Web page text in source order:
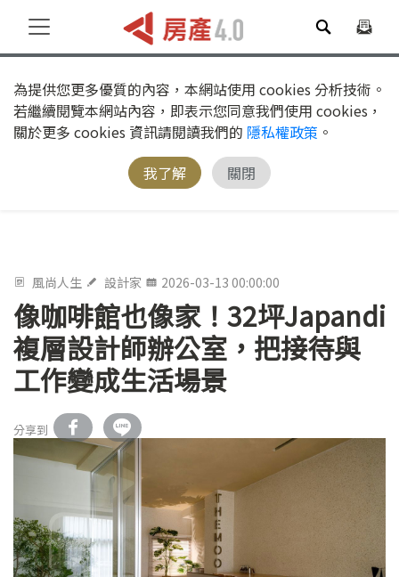
為提供您更多優質的內容，本網站使用 cookies 分析技術。
若繼續閱覽本網站內容，即表示您同意我們使用 cookies，
關於更多 cookies 資訊請閱讀我們的 隱私權政策 。
我了解
關閉
風尚人生 設計家 2026-03-13 00:00:00
像咖啡館也像家！32坪Japandi
複層設計師辦公室，把接待與
工作變成生活場景
分享到